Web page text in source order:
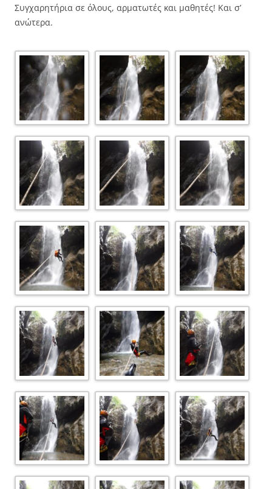
Συγχαρητήρια σε όλους, αρματωτές και μαθητές! Και σ’
ανώτερα.